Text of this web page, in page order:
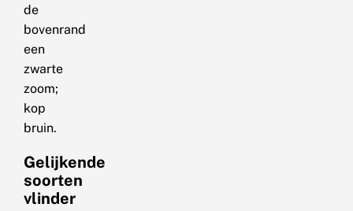
de
bovenrand
een
zwarte
zoom;
kop
bruin.
Gelijkende
soorten
vlinder